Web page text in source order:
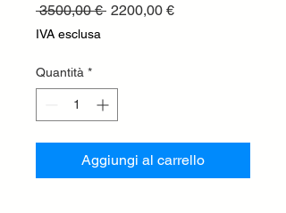
3500,00 € Prezzo
2200,00 €Prezzo
IVA esclusa
Quantità *
Aggiungi al carrello